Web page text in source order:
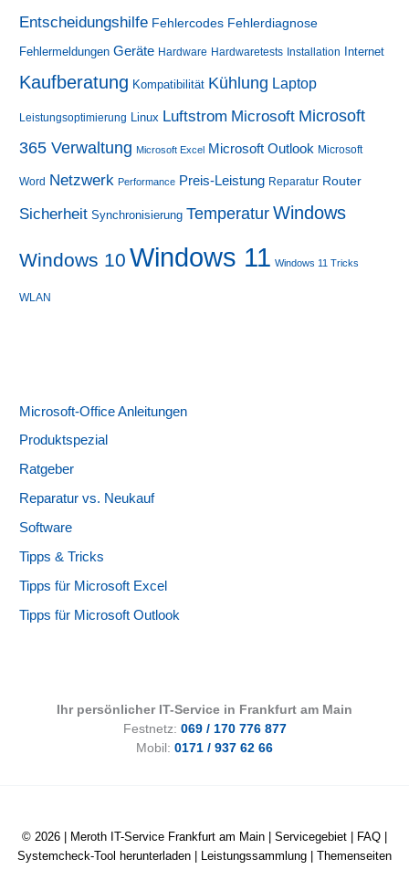
Entscheidungshilfe Fehlercodes Fehlerdiagnose
Fehlermeldungen Geräte Hardware Hardwaretests Installation Internet
Kaufberatung Kompatibilität Kühlung Laptop
Leistungsoptimierung Linux Luftstrom Microsoft Microsoft
365 Verwaltung Microsoft Excel Microsoft Outlook Microsoft
Word Netzwerk Performance Preis-Leistung Reparatur Router
Sicherheit Synchronisierung Temperatur Windows
Windows 10 Windows 11 Windows 11 Tricks
WLAN
Microsoft-Office Anleitungen
Produktspezial
Ratgeber
Reparatur vs. Neukauf
Software
Tipps & Tricks
Tipps für Microsoft Excel
Tipps für Microsoft Outlook
Ihr persönlicher IT-Service in Frankfurt am Main
Festnetz: 069 / 170 776 877
Mobil: 0171 / 937 62 66
© 2026 | Meroth IT-Service Frankfurt am Main Servicegebiet FAQ
Systemcheck-Tool herunterladen
Leistungssammlung Themenseiten